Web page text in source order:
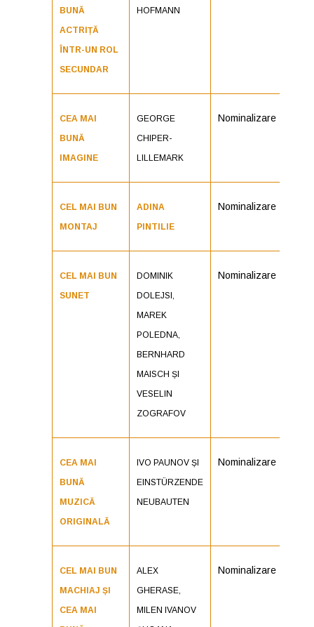
BUNĂ
ACTRIȚĂ
ÎNTR-UN ROL
SECUNDAR
HOFMANN
CEA MAI
BUNĂ
IMAGINE
GEORGE
CHIPER-
LILLEMARK
Nominalizare
CEL MAI BUN
MONTAJ
ADINA
PINTILIE
Nominalizare
CEL MAI BUN
SUNET
DOMINIK
DOLEJSI,
MAREK
POLEDNA,
BERNHARD
MAISCH ȘI
VESELIN
ZOGRAFOV
Nominalizare
CEA MAI
BUNĂ
MUZICĂ
ORIGINALĂ
IVO PAUNOV ȘI
EINSTÜRZENDE
NEUBAUTEN
Nominalizare
CEL MAI BUN
MACHIAJ ȘI
CEA MAI
ALEX
GHERASE,
MILEN IVANOV
Nominalizare